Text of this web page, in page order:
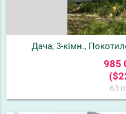
Дача, 3-кімн.,
985
63